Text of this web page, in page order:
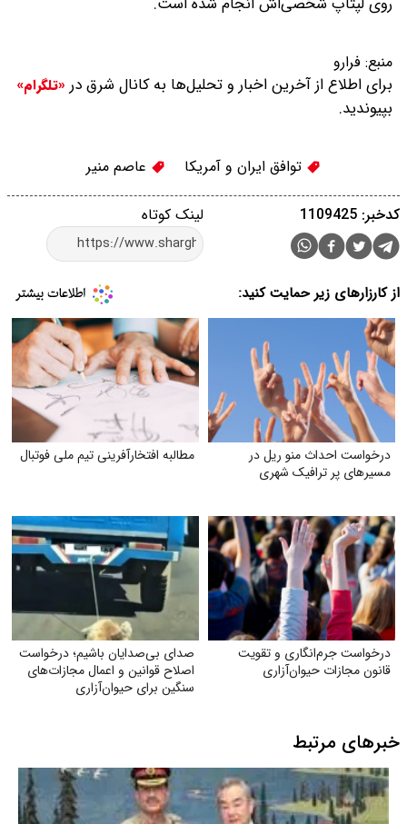
منبع: فرارو
برای اطلاع از آخرین اخبار و تحلیل‌ها به کانال شرق در «تلگرام»
بپیوندید.
توافق ایران و آمریکا عاصم منیر
لینک کوتاه کدخبر: 1109425
از کارزارهای زیر حمایت کنید:
درخواست احداث منو ریل در
مسیرهای پر ترافیک شهری
مطالبه افتخارآفرینی تیم ملی فوتبال
درخواست جرم‌انگاری و تقویت
قانون مجازات حیوان‌آزاری
صدای بی‌صدایان باشیم؛ درخواست
اصلاح قوانین و اعمال مجازات‌های
سنگین برای حیوان‌آزاری
خبرهای مرتبط